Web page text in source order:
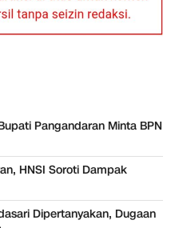
Pangandaran Minta BPN
HNSI Soroti Dampak
Dipertanyakan, Dugaan